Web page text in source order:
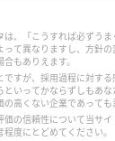
は、「こうすれば必ずう
って異なりますし、方針
もありえます。
ですが、採用過程に対す
といってかならずしもあ
高くない企業であっても
の信頼性について当サ
度にとどめてください。